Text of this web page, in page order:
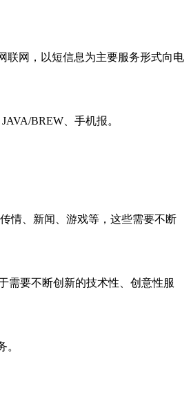
联网，以短信息为主要服务形式向电
BREW、手机报。
情、新闻、游戏等，这些需要不断
需要不断创新的技术性、创意性服